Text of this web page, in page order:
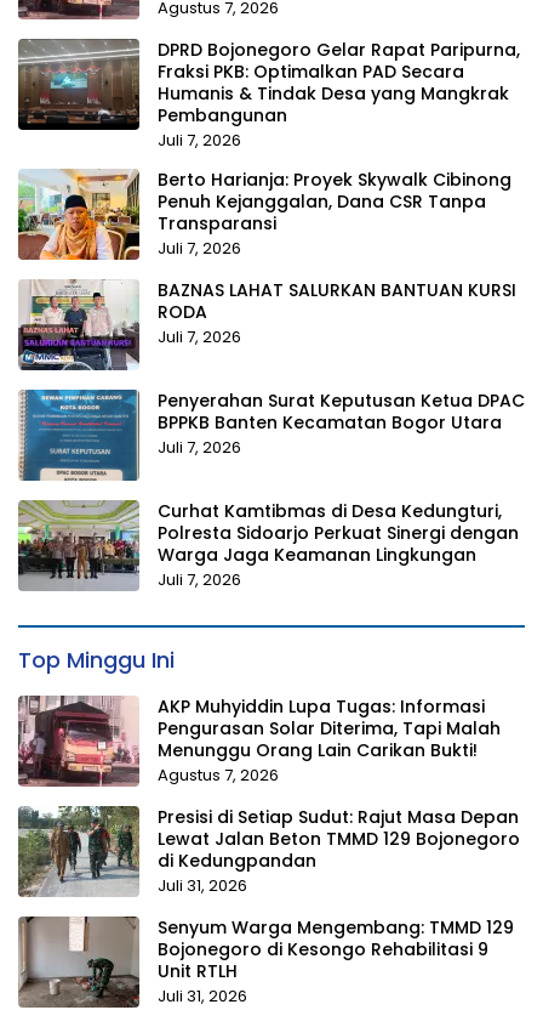
Agustus 7, 2026
DPRD Bojonegoro Gelar Rapat Paripurna,
Fraksi PKB: Optimalkan PAD Secara
Humanis & Tindak Desa yang Mangkrak
Pembangunan
Juli 7, 2026
Berto Harianja: Proyek Skywalk Cibinong
Penuh Kejanggalan, Dana CSR Tanpa
Transparansi
Juli 7, 2026
BAZNAS LAHAT SALURKAN BANTUAN KURSI
RODA
Juli 7, 2026
Penyerahan Surat Keputusan Ketua DPAC
BPPKB Banten Kecamatan Bogor Utara
Juli 7, 2026
Curhat Kamtibmas di Desa Kedungturi,
Polresta Sidoarjo Perkuat Sinergi dengan
Warga Jaga Keamanan Lingkungan
Juli 7, 2026
Top Minggu Ini
AKP Muhyiddin Lupa Tugas: Informasi
Pengurasan Solar Diterima, Tapi Malah
Menunggu Orang Lain Carikan Bukti!
Agustus 7, 2026
Presisi di Setiap Sudut: Rajut Masa Depan
Lewat Jalan Beton TMMD 129 Bojonegoro
di Kedungpandan
Juli 31, 2026
Senyum Warga Mengembang: TMMD 129
Bojonegoro di Kesongo Rehabilitasi 9
Unit RTLH
Juli 31, 2026